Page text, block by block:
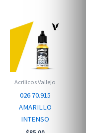
Acrilicos Vallejo
026 70.915
AMARILLO
INTENSO